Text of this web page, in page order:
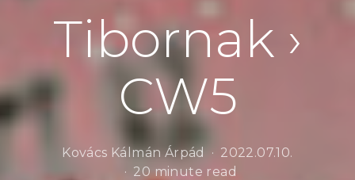
Tibornak ›
CW5
Kovács Kálmán Árpád
2022.07.10.
20 minute read